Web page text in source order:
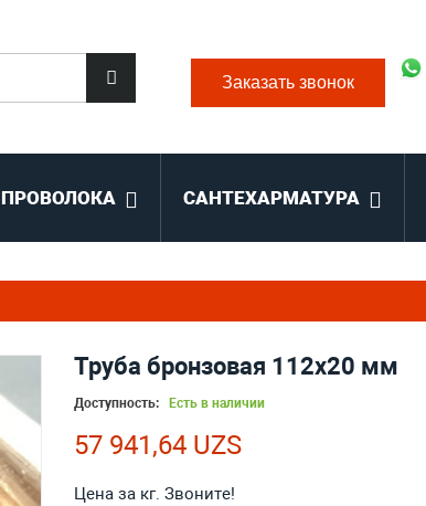
Заказать звонок
ПРОВОЛОКА САНТЕХАРМАТУРА
Труба бронзовая 112x20 мм
Доступность: Есть в наличии
57 941,64 UZS
Цена за кг. Звоните!